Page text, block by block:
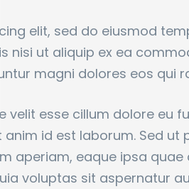
elit, sed do eiusmod
nisi ut aliquip ex ea
magni dolores eos qui
velit esse cillum dolore
id est laborum. Sed
aperiam, eaque ipsa
voluptas sit aspernatur